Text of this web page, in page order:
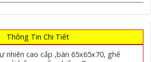
Thông Tin Chi Tiết
nhiên cao cấp ,bàn 65x65x70, ghế